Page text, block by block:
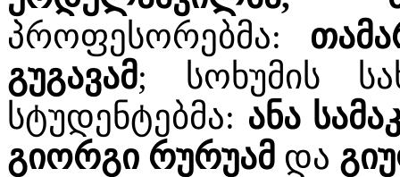
პროფესორებმა:
გუგავამ; სოხუმის
სტუდენტებმა: ანა
გიორგი რურუამ და